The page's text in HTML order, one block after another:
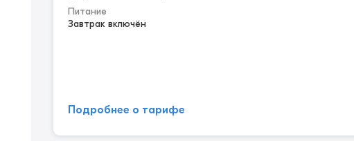
Питание
Завтрак включён
Подробнее о тарифе